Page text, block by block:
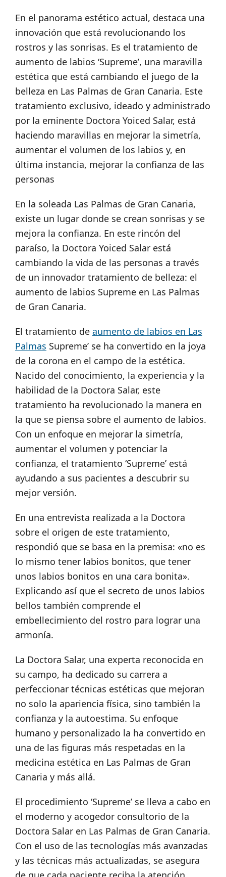
En el panorama estético actual, destaca una
innovación que está revolucionando los
rostros y las sonrisas. Es el tratamiento de
aumento de labios ‘Supreme’, una maravilla
estética que está cambiando el juego de la
belleza en Las Palmas de Gran Canaria. Este
tratamiento exclusivo, ideado y administrado
por la eminente Doctora Yoiced Salar, está
haciendo maravillas en mejorar la simetría,
aumentar el volumen de los labios y, en
última instancia, mejorar la confianza de las
personas
En la soleada Las Palmas de Gran Canaria,
existe un lugar donde se crean sonrisas y se
mejora la confianza. En este rincón del
paraíso, la Doctora Yoiced Salar está
cambiando la vida de las personas a través
de un innovador tratamiento de belleza: el
aumento de labios Supreme en Las Palmas
de Gran Canaria.
El tratamiento de aumento de labios en Las
Palmas Supreme’ se ha convertido en la joya
de la corona en el campo de la estética.
Nacido del conocimiento, la experiencia y la
habilidad de la Doctora Salar, este
tratamiento ha revolucionado la manera en
la que se piensa sobre el aumento de labios.
Con un enfoque en mejorar la simetría,
aumentar el volumen y potenciar la
confianza, el tratamiento ‘Supreme’ está
ayudando a sus pacientes a descubrir su
mejor versión.
En una entrevista realizada a la Doctora
sobre el origen de este tratamiento,
respondió que se basa en la premisa: «no es
lo mismo tener labios bonitos, que tener
unos labios bonitos en una cara bonita».
Explicando así que el secreto de unos labios
bellos también comprende el
embellecimiento del rostro para lograr una
armonía.
La Doctora Salar, una experta reconocida en
su campo, ha dedicado su carrera a
perfeccionar técnicas estéticas que mejoran
no solo la apariencia física, sino también la
confianza y la autoestima. Su enfoque
humano y personalizado la ha convertido en
una de las figuras más respetadas en la
medicina estética en Las Palmas de Gran
Canaria y más allá.
El procedimiento ‘Supreme’ se lleva a cabo en
el moderno y acogedor consultorio de la
Doctora Salar en Las Palmas de Gran Canaria.
Con el uso de las tecnologías más avanzadas
y las técnicas más actualizadas, se asegura